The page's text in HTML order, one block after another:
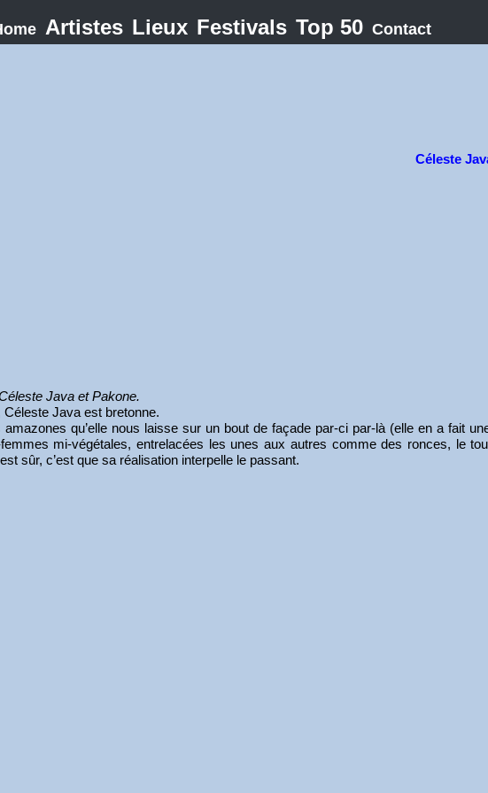
Artistes Lieux Festivals Top 50 Contact
Céleste
Java et Pakone.
Java est bretonne.
qu’elle nous laisse sur un bout de façade par-ci par-là (elle en a fait
mi-végétales, entrelacées les unes aux autres comme des ronces, le
sûr, c’est que sa réalisation interpelle le passant.